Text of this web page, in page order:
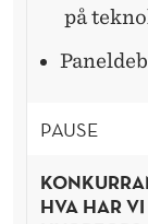
på
PAUSE
HVA HAR